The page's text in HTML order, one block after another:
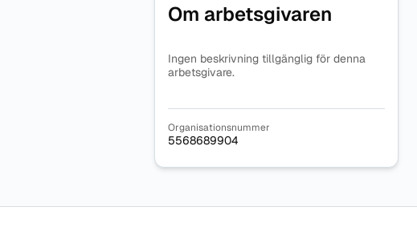
Om arbetsgivaren
Ingen beskrivning tillgänglig för denna
arbetsgivare.
Organisationsnummer
5568689904